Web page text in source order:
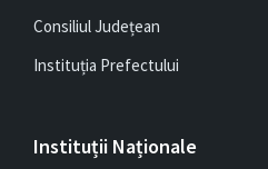
Consiliul Județean
Instituția Prefectului
Instituții Naționale